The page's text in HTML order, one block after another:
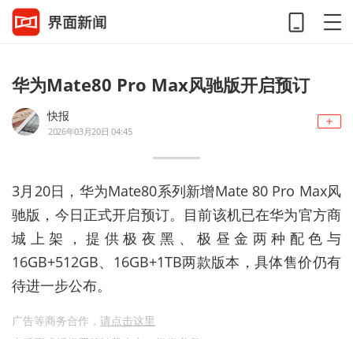
华为Mate80 Pro Max风驰版开启预订
快报
2026年03月20日 04:45
3月20日，华为Mate80系列新增Mate 80 Pro Max风
驰版，今日正式开启预订。目前该机已在华为官方商
城上架，提供极夜黑、极昼金两种配色与
16GB+512GB、16GB+1TB两款版本，具体售价仍有
待进一步公布。
广告等商务合作， 请点击这里